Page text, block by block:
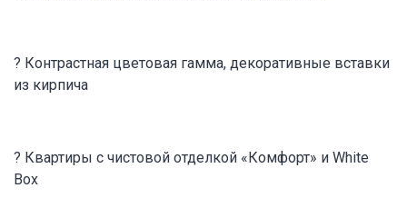
? Контрастная цветовая гамма, декоративные вставки
из кирпича
? Квартиры с чистовой отделкой «Комфорт» и White
Box